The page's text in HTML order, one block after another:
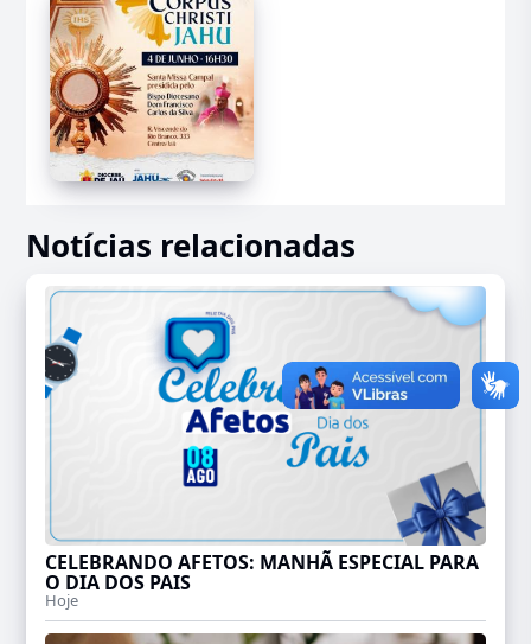
Notícias relacionadas
CELEBRANDO AFETOS: MANHÃ ESPECIAL PARA
O DIA DOS PAIS
Hoje